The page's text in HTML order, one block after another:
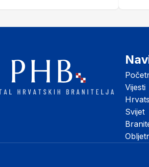
Vijesti
Svijet